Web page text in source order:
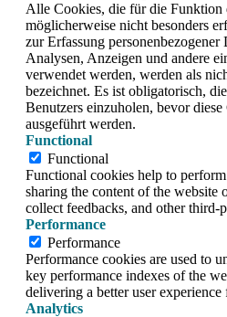
Alle Cookies, die für die Funktion
möglicherweise nicht besonders
zur Erfassung personenbezogener
Analysen, Anzeigen und andere
verwendet werden, werden als
bezeichnet. Es ist obligatorisch,
Benutzers einzuholen, bevor
ausgeführt werden.
Functional
Functional
Functional cookies help to
sharing the content of the website
collect feedbacks, and other third-
Performance
Performance
Performance cookies are used to
key performance indexes of the
delivering a better user
Analytics